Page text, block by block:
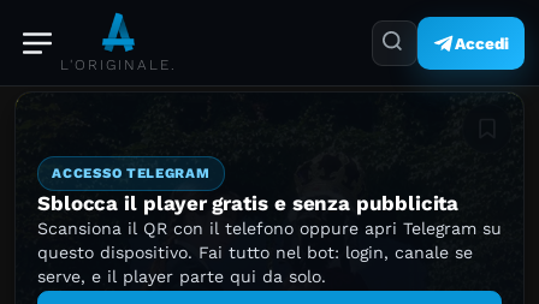
L'ORIGINALE.
Accedi
ACCESSO TELEGRAM
Sblocca il player gratis e senza pubblicita
Scansiona il QR con il telefono oppure apri Telegram su
questo dispositivo. Fai tutto nel bot: login, canale se
serve, e il player parte qui da solo.